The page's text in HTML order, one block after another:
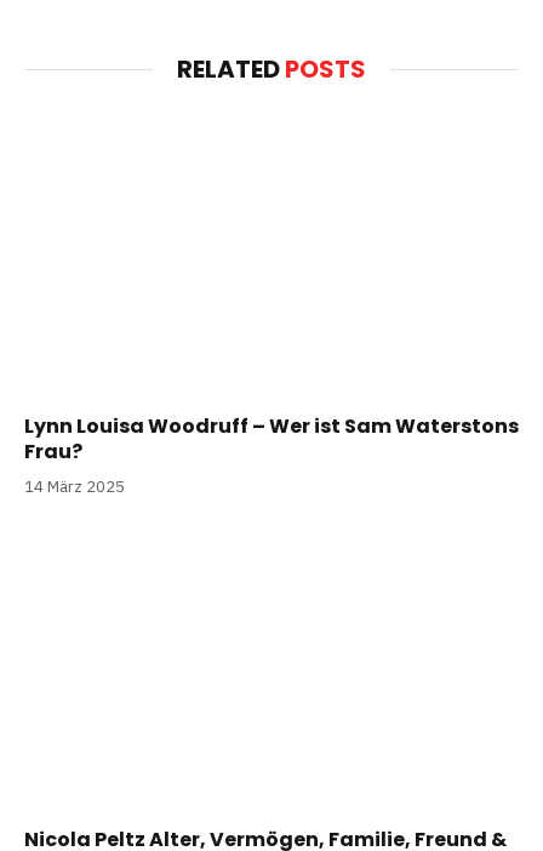
RELATEDPOSTS
Lynn Louisa Woodruff – Wer ist Sam Waterstons
Frau?
14 März 2025
Nicola Peltz Alter, Vermögen, Familie, Freund &